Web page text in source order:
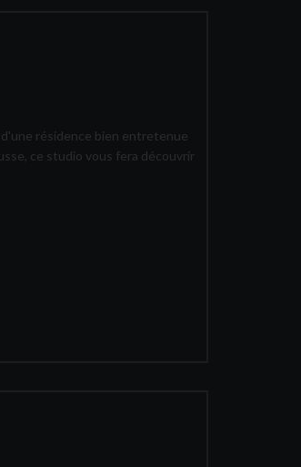
résidence bien entretenue
ce studio vous fera découvrir